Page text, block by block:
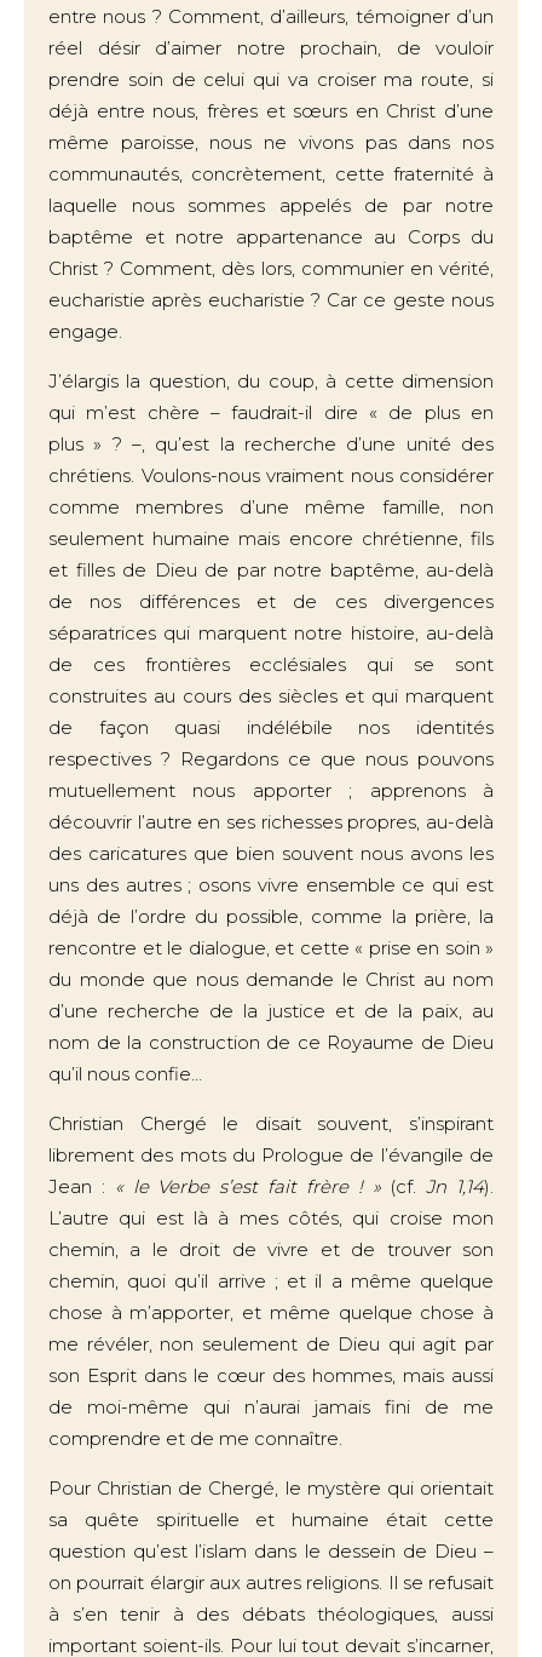
entre nous ? Comment, d’ailleurs, témoigner d’un
réel désir d’aimer notre prochain, de vouloir
prendre soin de celui qui va croiser ma route, si
déjà entre nous, frères et sœurs en Christ d’une
même paroisse, nous ne vivons pas dans nos
communautés, concrètement, cette fraternité à
laquelle nous sommes appelés de par notre
baptême et notre appartenance au Corps du
Christ ? Comment, dès lors, communier en vérité,
eucharistie après eucharistie ? Car ce geste nous
engage.
J’élargis la question, du coup, à cette dimension
qui m’est chère – faudrait-il dire « de plus en
plus » ? –, qu’est la recherche d’une unité des
chrétiens. Voulons-nous vraiment nous considérer
comme membres d’une même famille, non
seulement humaine mais encore chrétienne, fils
et filles de Dieu de par notre baptême, au-delà
de nos différences et de ces divergences
séparatrices qui marquent notre histoire, au-delà
de ces frontières ecclésiales qui se sont
construites au cours des siècles et qui marquent
de façon quasi indélébile nos identités
respectives ? Regardons ce que nous pouvons
mutuellement nous apporter ; apprenons à
découvrir l’autre en ses richesses propres, au-delà
des caricatures que bien souvent nous avons les
uns des autres ; osons vivre ensemble ce qui est
déjà de l’ordre du possible, comme la prière, la
rencontre et le dialogue, et cette « prise en soin »
du monde que nous demande le Christ au nom
d’une recherche de la justice et de la paix, au
nom de la construction de ce Royaume de Dieu
qu’il nous confie…
Christian Chergé le disait souvent, s’inspirant
librement des mots du Prologue de l’évangile de
Jean : « le Verbe s’est fait frère ! »(cf.Jn 1,14).
L’autre qui est là à mes côtés, qui croise mon
chemin, a le droit de vivre et de trouver son
chemin, quoi qu’il arrive ; et il a même quelque
chose à m’apporter, et même quelque chose à
me révéler, non seulement de Dieu qui agit par
son Esprit dans le cœur des hommes, mais aussi
de moi-même qui n’aurai jamais fini de me
comprendre et de me connaître.
Pour Christian de Chergé, le mystère qui orientait
sa quête spirituelle et humaine était cette
question qu’est l’islam dans le dessein de Dieu –
on pourrait élargir aux autres religions. Il se refusait
à s’en tenir à des débats théologiques, aussi
important soient-ils. Pour lui tout devait s’incarner,